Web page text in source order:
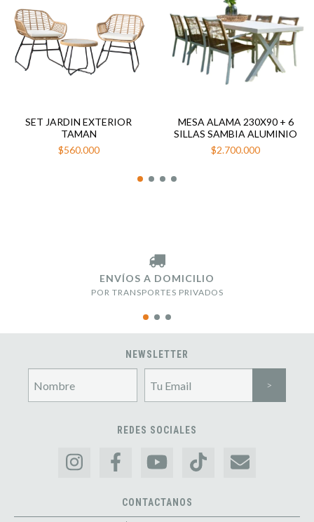
SET JARDIN EXTERIOR
TAMAN
$560.000
MESA ALAMA 230X90 + 6
SILLAS SAMBIA ALUMINIO
$2.700.000
ENVÍOS A DOMICILIO
POR TRANSPORTES PRIVADOS
NEWSLETTER
REDES SOCIALES
CONTACTANOS